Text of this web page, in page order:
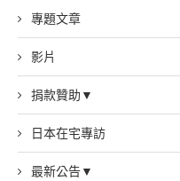
專題文章
影片
捐款贊助▼
日本在宅專訪
最新公告▼